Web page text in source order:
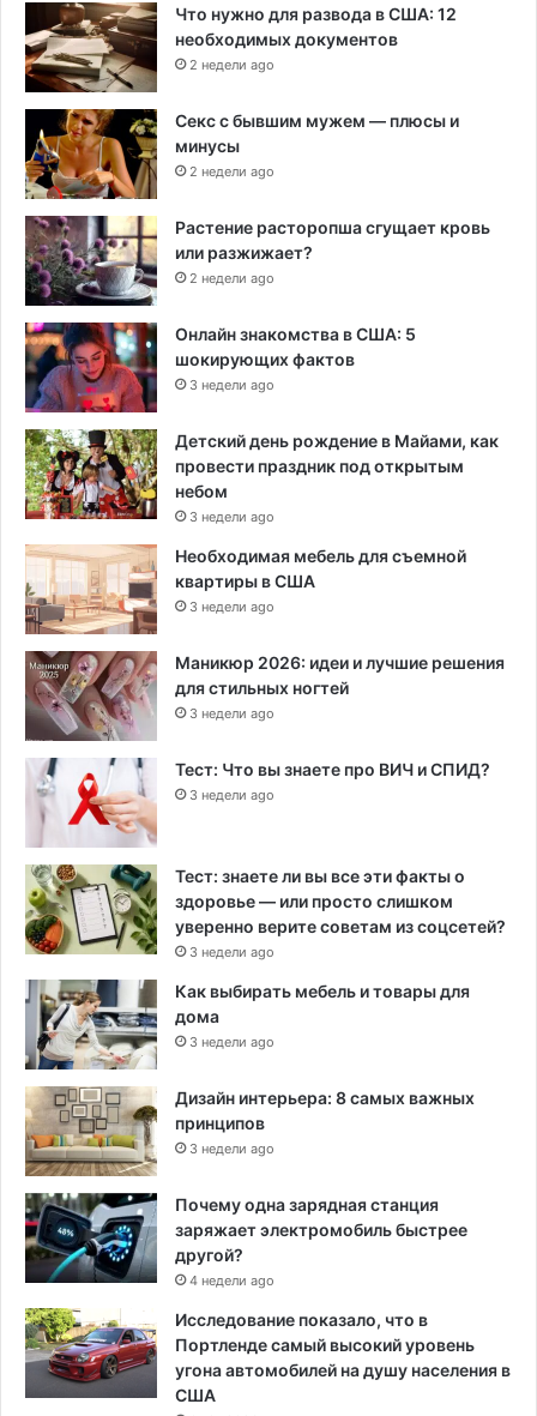
Что нужно для развода в США: 12
необходимых документов
2 недели ago
Секс с бывшим мужем — плюсы и
минусы
2 недели ago
Растение расторопша сгущает кровь
или разжижает?
2 недели ago
Онлайн знакомства в США: 5
шокирующих фактов
3 недели ago
Детский день рождение в Майами, как
провести праздник под открытым
небом
3 недели ago
Необходимая мебель для съемной
квартиры в США
3 недели ago
Маникюр 2026: идеи и лучшие решения
для стильных ногтей
3 недели ago
Тест: Что вы знаете про ВИЧ и СПИД?
3 недели ago
Тест: знаете ли вы все эти факты о
здоровье — или просто слишком
уверенно верите советам из соцсетей?
3 недели ago
Как выбирать мебель и товары для
дома
3 недели ago
Дизайн интерьера: 8 самых важных
принципов
3 недели ago
Почему одна зарядная станция
заряжает электромобиль быстрее
другой?
4 недели ago
Исследование показало, что в
Портленде самый высокий уровень
угона автомобилей на душу населения в
США